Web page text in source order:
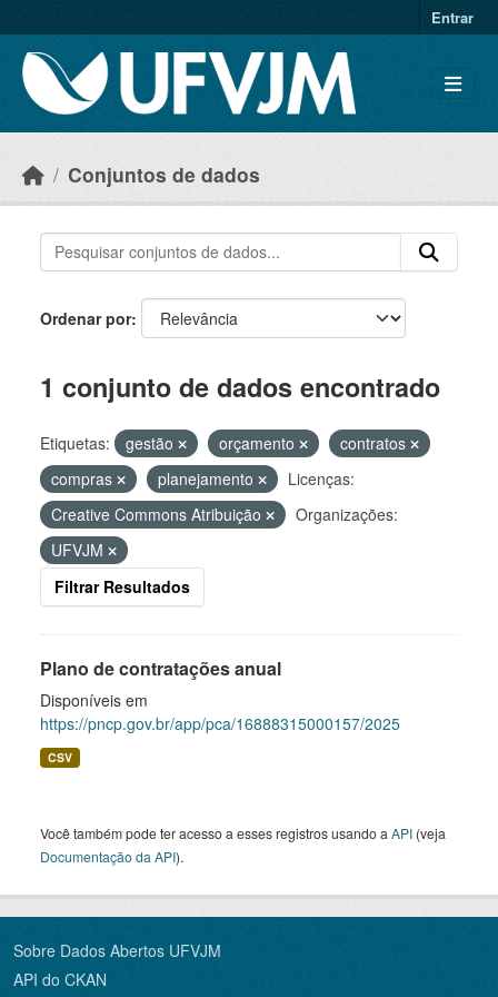
Entrar
Conjuntos de dados
Ordenar por
1 conjunto de dados encontrado
Etiquetas: gestão orçamento
contratos
compras
planejamento
Licenças:
Creative Commons Atribuição
Organizações:
UFVJM
Filtrar Resultados
Plano de contratações anual
Disponíveis em
https://pncp.gov.br/app/pca/16888315000157/2025
CSV
Você também pode ter acesso a esses registros usando a API (veja
Documentação da API).
Sobre Dados Abertos UFVJM
API do CKAN